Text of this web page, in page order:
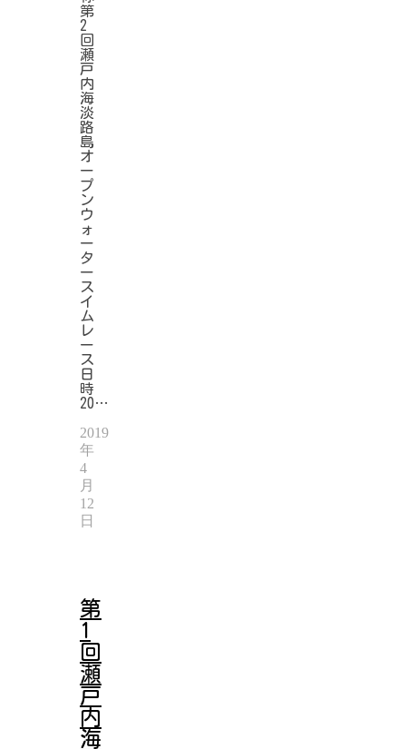
第
2
回
瀬
戸
内
海
淡
路
島
オ
ー
プ
ン
ウ
ォ
ー
タ
ー
ス
イ
ム
レ
ー
ス
日
時
20…
2019
年
4
月
12
日
第
1
回
瀬
戸
内
海